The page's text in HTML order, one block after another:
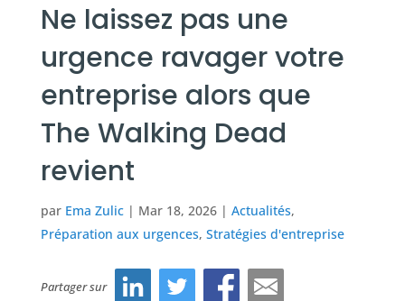
Ne laissez pas une
urgence ravager votre
entreprise alors que
The Walking Dead
revient
par Ema Zulic| Mar 18, 2026| Actualités,
Préparation aux urgences, Stratégies d'entreprise
Partager sur